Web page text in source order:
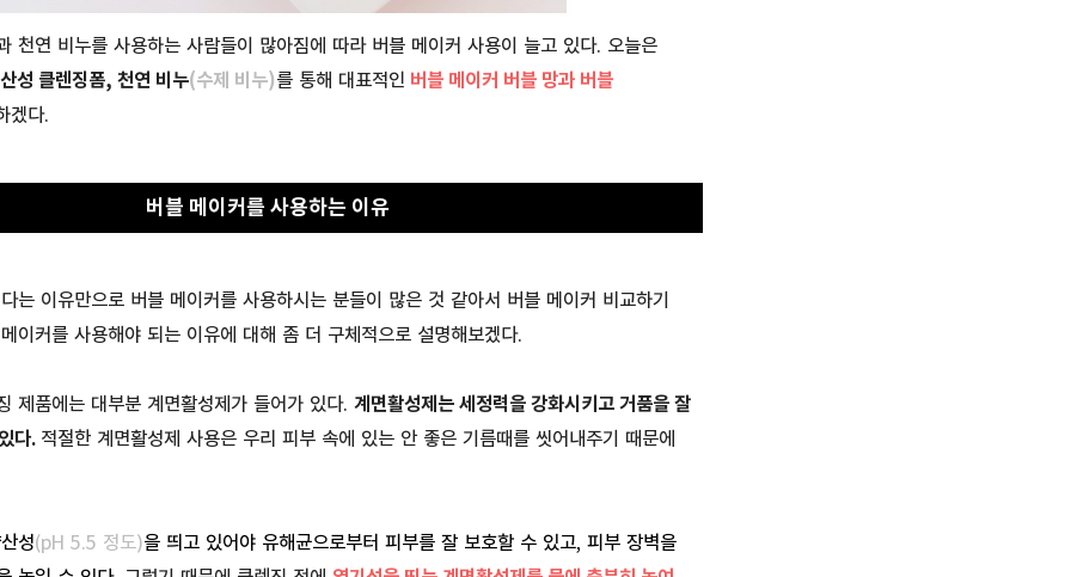
천연 비누를 사용하는 사람들이 많아짐에 따라 버블 메이커 사용이 늘고 있다. 오늘은
성 클렌징폼, 천연 비누(수제 비누)를 통해 대표적인 버블 메이커 버블 망과 버블
겠다.
버블 메이커를 사용하는 이유
는 이유만으로 버블 메이커를 사용하시는 분들이 많은 것 같아서 버블 메이커 비교하기
이커를 사용해야 되는 이유에 대해 좀 더 구체적으로 설명해보겠다.
제품에는 대부분 계면활성제가 들어가 있다. 계면활성제는 세정력을 강화시키고 거품을 잘
다. 적절한 계면활성제 사용은 우리 피부 속에 있는 안 좋은 기름때를 씻어내주기 때문에
성(pH 5.5 정도)을 띄고 있어야 유해균으로부터 피부를 잘 보호할 수 있고, 피부 장벽을